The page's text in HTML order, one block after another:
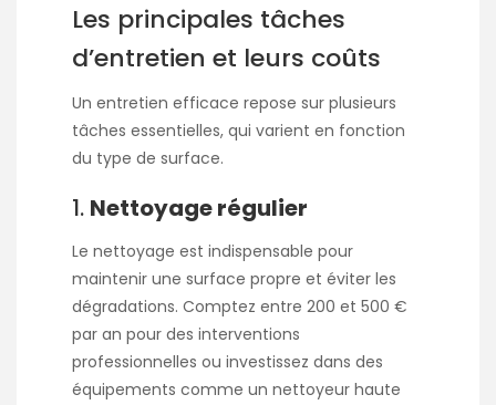
Les principales tâches
d’entretien et leurs coûts
Un entretien efficace repose sur plusieurs
tâches essentielles, qui varient en fonction
du type de surface.
1. Nettoyage régulier
Le nettoyage est indispensable pour
maintenir une surface propre et éviter les
dégradations. Comptez entre 200 et 500 €
par an pour des interventions
professionnelles ou investissez dans des
équipements comme un nettoyeur haute